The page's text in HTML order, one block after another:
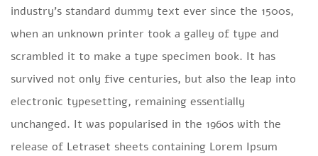
industry’s standard dummy text ever since the 1500s,
when an unknown printer took a galley of type and
scrambled it to make a type specimen book. It has
survived not only five centuries, but also the leap into
electronic typesetting, remaining essentially
unchanged. It was popularised in the 1960s with the
release of Letraset sheets containing Lorem Ipsum